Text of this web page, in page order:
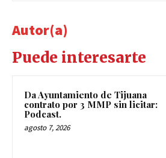
Autor(a)
Puede interesarte
Da Ayuntamiento de Tijuana
contrato por 3 MMP sin licitar:
Podcast.
agosto 7, 2026